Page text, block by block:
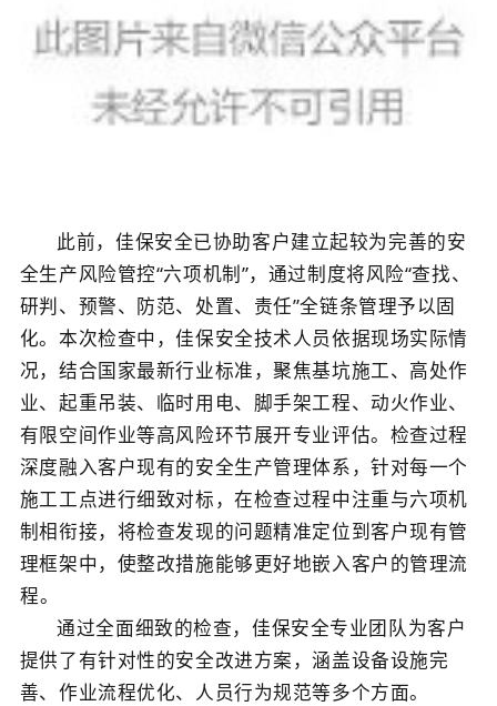
此前，佳保安全已协助客户建立起较为完善的安
全生产风险管控“六项机制”，通过制度将风险“查找、
研判、预警、防范、处置、责任”全链条管理予以固
化。本次检查中，佳保安全技术人员依据现场实际情
况，结合国家最新行业标准 ，聚焦基坑施工、高处作
业、起重吊装、临时用电、 脚手架工程、动火作业、
有限空间作业等高风险环节展开专业评估。检查过程
深度融入客户现有的安全生产管理体系 ，针对每一个
施工工点进行细致对标 ，在检查过程中注重与六项机
制相衔接，将检查发现的问题精准定位到客户现有管
理框架中，使整改措施能够更好地嵌入客户的管理流
程。
通过全面细致的检查，佳保安全专业团队为客户
提供了有针对性的安全改进方案，涵盖设备设施完
善、作业流程优化、人员行为规范等多个方面。